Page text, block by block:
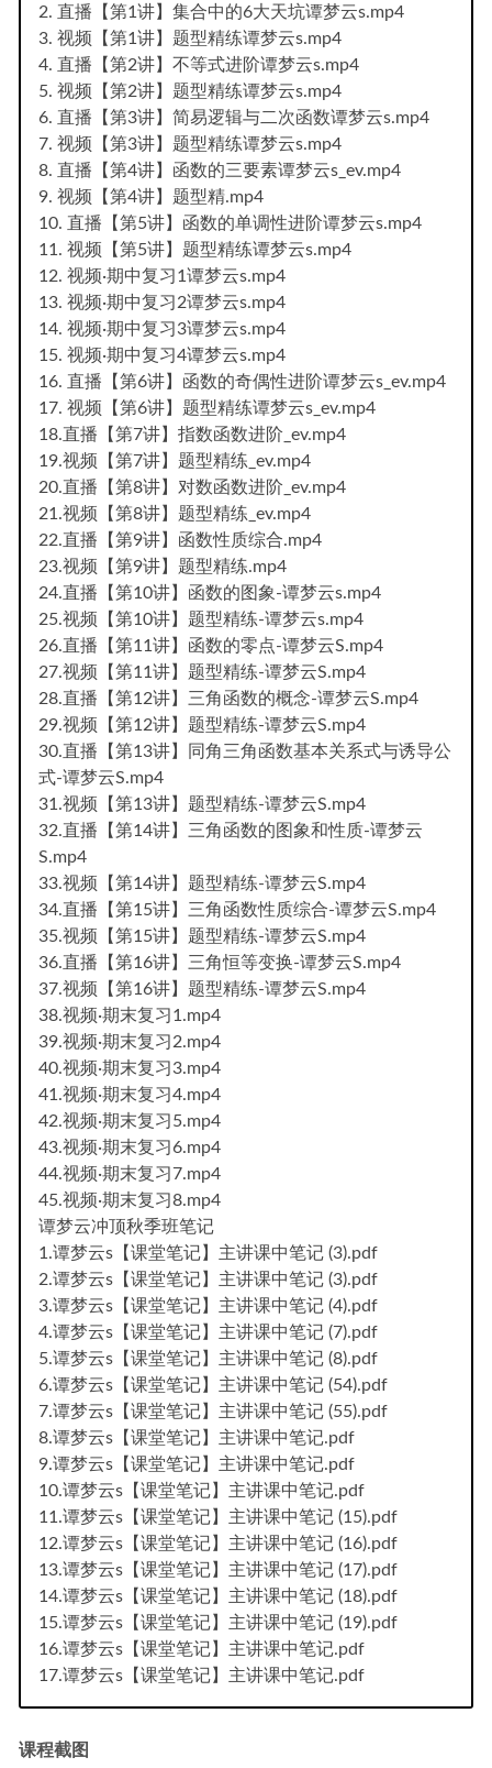
2. 直播【第1讲】集合中的6大天坑谭梦云s.mp4
3. 视频【第1讲】题型精练谭梦云s.mp4
4. 直播【第2讲】不等式进阶谭梦云s.mp4
5. 视频【第2讲】题型精练谭梦云s.mp4
6. 直播【第3讲】简易逻辑与二次函数谭梦云s.mp4
7. 视频【第3讲】题型精练谭梦云s.mp4
8. 直播【第4讲】函数的三要素谭梦云s_ev.mp4
9. 视频【第4讲】题型精.mp4
10. 直播【第5讲】函数的单调性进阶谭梦云s.mp4
11. 视频【第5讲】题型精练谭梦云s.mp4
12. 视频·期中复习1谭梦云s.mp4
13. 视频·期中复习2谭梦云s.mp4
14. 视频·期中复习3谭梦云s.mp4
15. 视频·期中复习4谭梦云s.mp4
16. 直播【第6讲】函数的奇偶性进阶谭梦云s_ev.mp4
17. 视频【第6讲】题型精练谭梦云s_ev.mp4
18.直播【第7讲】指数函数进阶_ev.mp4
19.视频【第7讲】题型精练_ev.mp4
20.直播【第8讲】对数函数进阶_ev.mp4
21.视频【第8讲】题型精练_ev.mp4
22.直播【第9讲】函数性质综合.mp4
23.视频【第9讲】题型精练.mp4
24.直播【第10讲】函数的图象-谭梦云s.mp4
25.视频【第10讲】题型精练-谭梦云s.mp4
26.直播【第11讲】函数的零点-谭梦云S.mp4
27.视频【第11讲】题型精练-谭梦云S.mp4
28.直播【第12讲】三角函数的概念-谭梦云S.mp4
29.视频【第12讲】题型精练-谭梦云S.mp4
30.直播【第13讲】同角三角函数基本关系式与诱导公
式-谭梦云S.mp4
31.视频【第13讲】题型精练-谭梦云S.mp4
32.直播【第14讲】三角函数的图象和性质-谭梦云
S.mp4
33.视频【第14讲】题型精练-谭梦云S.mp4
34.直播【第15讲】三角函数性质综合-谭梦云S.mp4
35.视频【第15讲】题型精练-谭梦云S.mp4
36.直播【第16讲】三角恒等变换-谭梦云S.mp4
37.视频【第16讲】题型精练-谭梦云S.mp4
38.视频·期末复习1.mp4
39.视频·期末复习2.mp4
40.视频·期末复习3.mp4
41.视频·期末复习4.mp4
42.视频·期末复习5.mp4
43.视频·期末复习6.mp4
44.视频·期末复习7.mp4
45.视频·期末复习8.mp4
谭梦云冲顶秋季班笔记
1.谭梦云s【课堂笔记】主讲课中笔记 (3).pdf
2.谭梦云s【课堂笔记】主讲课中笔记 (3).pdf
3.谭梦云s【课堂笔记】主讲课中笔记 (4).pdf
4.谭梦云s【课堂笔记】主讲课中笔记 (7).pdf
5.谭梦云s【课堂笔记】主讲课中笔记 (8).pdf
6.谭梦云s【课堂笔记】主讲课中笔记 (54).pdf
7.谭梦云s【课堂笔记】主讲课中笔记 (55).pdf
8.谭梦云s【课堂笔记】主讲课中笔记.pdf
9.谭梦云s【课堂笔记】主讲课中笔记.pdf
10.谭梦云s【课堂笔记】主讲课中笔记.pdf
11.谭梦云s【课堂笔记】主讲课中笔记 (15).pdf
12.谭梦云s【课堂笔记】主讲课中笔记 (16).pdf
13.谭梦云s【课堂笔记】主讲课中笔记 (17).pdf
14.谭梦云s【课堂笔记】主讲课中笔记 (18).pdf
15.谭梦云s【课堂笔记】主讲课中笔记 (19).pdf
16.谭梦云s【课堂笔记】主讲课中笔记.pdf
17.谭梦云s【课堂笔记】主讲课中笔记.pdf
课程截图